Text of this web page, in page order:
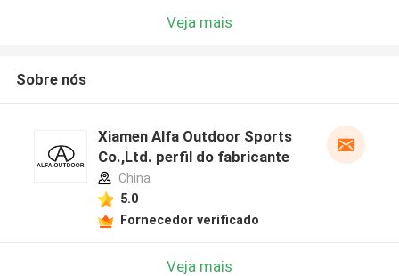
Veja mais
Sobre nós
Xiamen Alfa Outdoor Sports
Co.,Ltd. perfil do fabricante
China
5.0
Fornecedor verificado
Veja mais